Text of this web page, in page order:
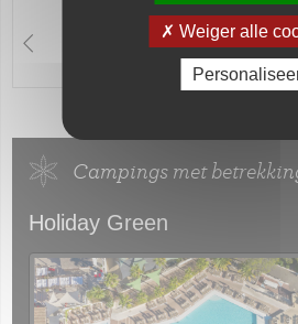
La Baume La
Palmeraie: een
luxe camping in
Campings met
Holiday Green
Weiger alle